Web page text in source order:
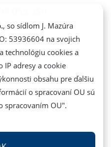
839 373
osobných údajov
poriadok
, so sídlom J. Mazúra
53936604 na svojich
technológiu cookies a
IP adresy a cookie
obsahu pre ďalšiu
o spracovaní OU sú
spracovaním OU".